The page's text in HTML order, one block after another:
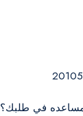
في طلبك؟